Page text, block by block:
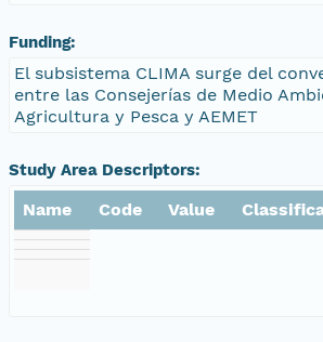
Funding:
El subsistema CLIMA surge del
entre las Consejerías de Medio
Agricultura y Pesca y AEMET
Study Area Descriptors:
Name Code Value